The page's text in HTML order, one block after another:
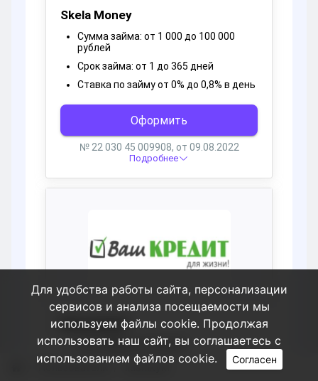
Пользователи Ilushikykf
Для удобства работы сайта, персонализации
сервисов и анализа посещаемости мы
используем файлы cookie. Продолжая
использовать наш сайт, вы соглашаетесь с
использованием файлов cookie.
Согласен